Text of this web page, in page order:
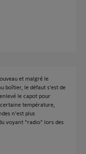
et malgré le
boîtier, le défaut s'est de
le capot pour
température,
n'est plus
voyant "radio" lors des